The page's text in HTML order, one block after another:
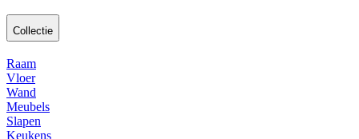
Collectie
Raam
Vloer
Wand
Meubels
Slapen
Keukens